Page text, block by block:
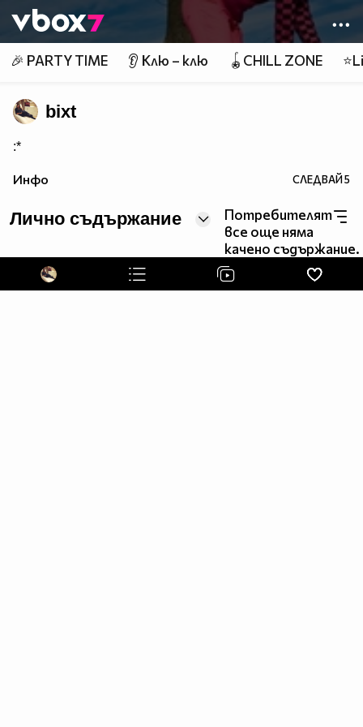
👾
🎉 PARTY TIME 👂 Клю – клю 🪀CHILL ZONE
bixt
:*
Инфо СЛЕДВАЙ5
Лично съдържание
Потребителят
все още няма
качено съдържание.